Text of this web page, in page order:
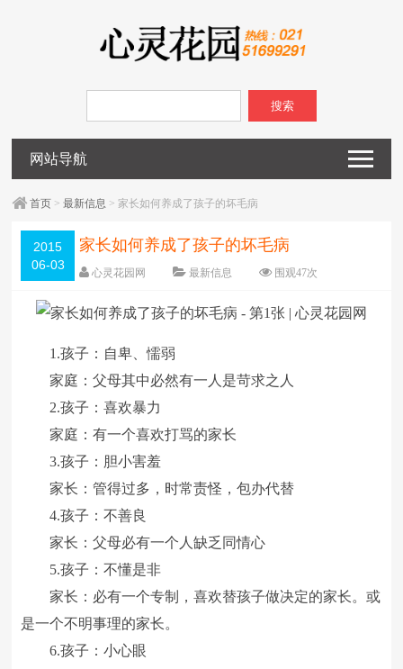
搜索
网站导航
首页 >最新信息 > 家长如何养成了孩子的坏毛病
2015
06-03
家长如何养成了孩子的坏毛病
心灵花园网 最新信息 围观47次
字体：大 中 小
1.孩子：自卑、懦弱
家庭：父母其中必然有一人是苛求之人
2.孩子：喜欢暴力
家庭：有一个喜欢打骂的家长
3.孩子：胆小害羞
家长：管得过多，时常责怪，包办代替
4.孩子：不善良
家长：父母必有一个人缺乏同情心
5.孩子：不懂是非
家长：必有一个专制，喜欢替孩子做决定的家长。或
是一个不明事理的家长。
6.孩子：小心眼